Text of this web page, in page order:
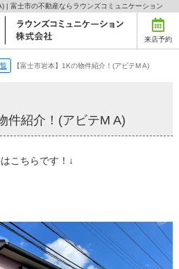
| 富士市の不動産ならラウンズコミュニケーション
来店予約
【富士市岩本】1Kの物件紹介！(アビテM A)
件紹介！(アビテM A)
こちらです！↓